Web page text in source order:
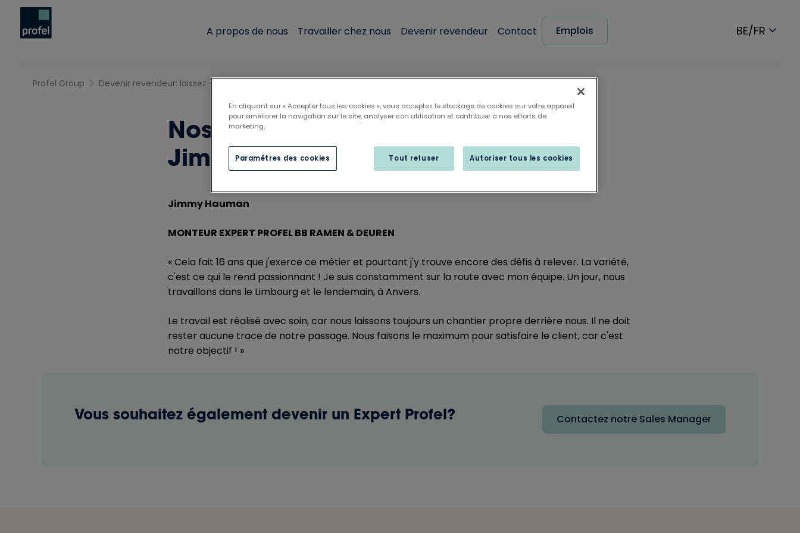
A propos de nous Travailler chez nous Devenir revendeur Contact Emplois BE/FR
Profel Group Devenir revendeur: laissez-vous inspirer
Nos Experts Profel ont la parole :
Jimmy Hauman
Jimmy Hauman
MONTEUR EXPERT PROFEL BB RAMEN & DEUREN
« Cela fait 16 ans que j'exerce ce métier et pourtant j'y trouve encore des défis à relever. La variété,
c'est ce qui le rend passionnant ! Je suis constamment sur la route avec mon équipe. Un jour, nous
travaillons dans le Limbourg et le lendemain, à Anvers.
Le travail est réalisé avec soin, car nous laissons toujours un chantier propre derrière nous. Il ne doit
rester aucune trace de notre passage. Nous faisons le maximum pour satisfaire le client, car c'est
notre objectif ! »
Vous souhaitez également devenir un Expert Profel? Contactez notre Sales Manager
En cliquant sur « Accepter tous les cookies », vous acceptez le stockage de cookies sur votre appareil
pour améliorer la navigation sur le site, analyser son utilisation et contribuer à nos efforts de
marketing.
Tout refuser Autoriser tous les cookies
Paramètres des cookies